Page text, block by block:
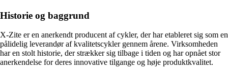
Historie og baggrund
X-Zite er en anerkendt producent af cykler, der har etableret sig som en
pålidelig leverandør af kvalitetscykler gennem årene. Virksomheden
har en stolt historie, der strækker sig tilbage i tiden og har opnået stor
anerkendelse for deres innovative tilgange og høje produktkvalitet.